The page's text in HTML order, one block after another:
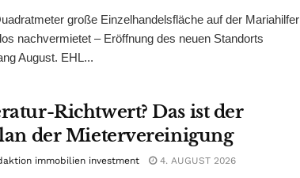
große Einzelhandelsfläche auf der Mariahilfer
nachvermietet – Eröffnung des neuen Standorts
August. EHL...
Richtwert? Das ist der
der Mietervereinigung
immobilien investment 4. AUGUST 2026